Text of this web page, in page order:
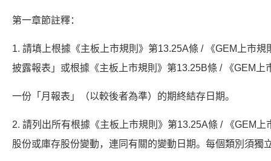
第一章節註釋：
1. 請填上根據《主板上市規則》第13.25A條 / 《GEM上市
披露報表」或根據《主板上市規則》第13.25B條 / 《GEM上
一份「月報表」（以較後者為準）的期終結存日期。
2. 請列出所有根據《主板上市規則》第13.25A條 / 《GEM
股份或庫存股份變動，連同有關的變動日期。每個類別須獨